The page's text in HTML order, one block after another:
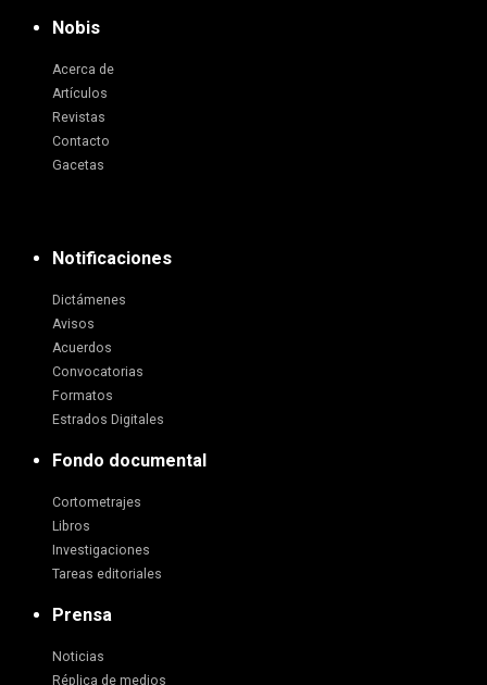
Nobis
Acerca de
Artículos
Revistas
Contacto
Gacetas
Notificaciones
Dictámenes
Avisos
Acuerdos
Convocatorias
Formatos
Estrados Digitales
Fondo documental
Cortometrajes
Libros
Investigaciones
Tareas editoriales
Prensa
Noticias
Réplica de medios